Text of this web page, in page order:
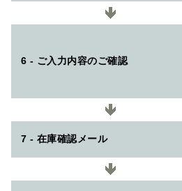
6 - ご入力内容のご確認
7 - 在庫確認メール